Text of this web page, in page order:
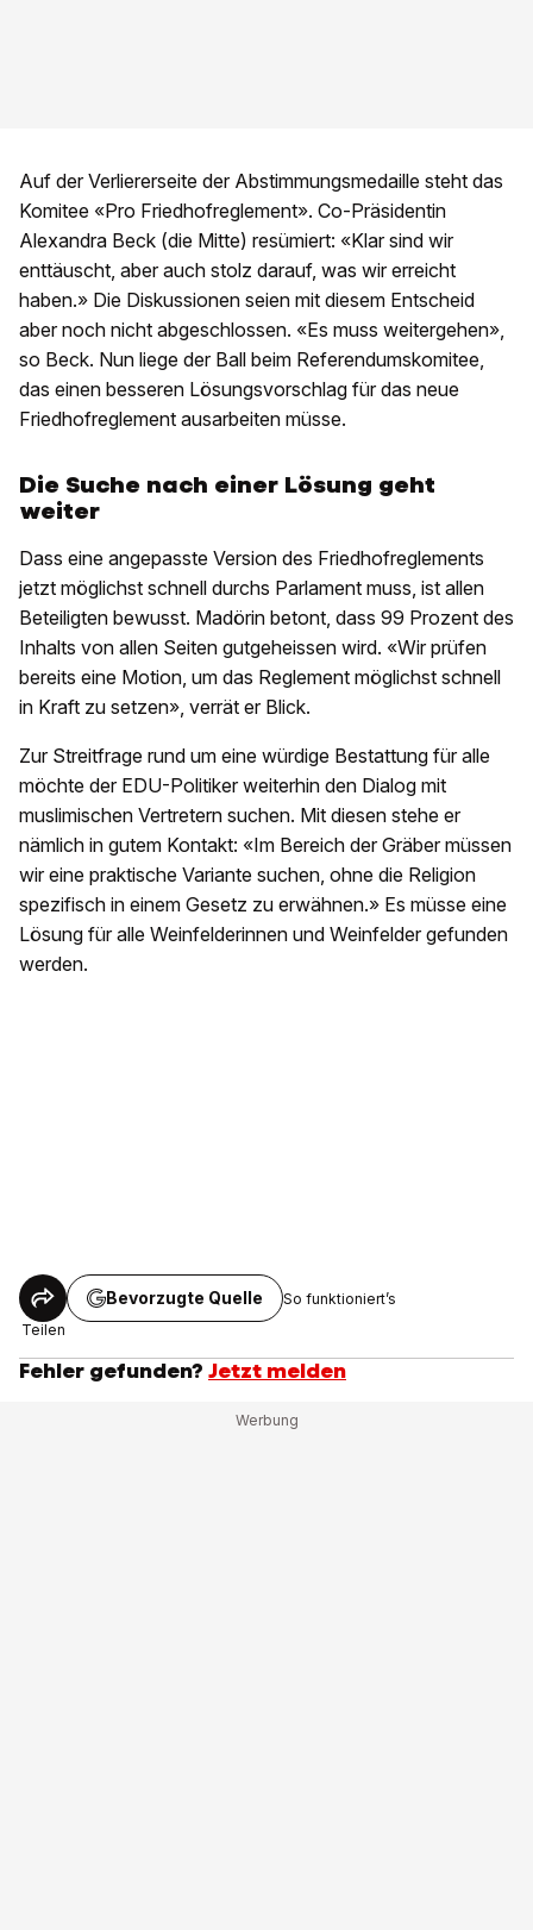
Auf der Verliererseite der Abstimmungsmedaille steht das
Komitee «Pro Friedhofreglement». Co-Präsidentin
Alexandra Beck (die Mitte) resümiert: «Klar sind wir
enttäuscht, aber auch stolz darauf, was wir erreicht
haben.» Die Diskussionen seien mit diesem Entscheid
aber noch nicht abgeschlossen. «Es muss weitergehen»,
so Beck. Nun liege der Ball beim Referendumskomitee,
das einen besseren Lösungsvorschlag für das neue
Friedhofreglement ausarbeiten müsse.
Die Suche nach einer Lösung geht
weiter
Dass eine angepasste Version des Friedhofreglements
jetzt möglichst schnell durchs Parlament muss, ist allen
Beteiligten bewusst. Madörin betont, dass 99 Prozent des
Inhalts von allen Seiten gutgeheissen wird. «Wir prüfen
bereits eine Motion, um das Reglement möglichst schnell
in Kraft zu setzen», verrät er Blick.
Zur Streitfrage rund um eine würdige Bestattung für alle
möchte der EDU-Politiker weiterhin den Dialog mit
muslimischen Vertretern suchen. Mit diesen stehe er
nämlich in gutem Kontakt: «Im Bereich der Gräber müssen
wir eine praktische Variante suchen, ohne die Religion
spezifisch in einem Gesetz zu erwähnen.» Es müsse eine
Lösung für alle Weinfelderinnen und Weinfelder gefunden
werden.
Teilen
Bevorzugte Quelle So funktioniert’s
Fehler gefunden? Jetzt melden